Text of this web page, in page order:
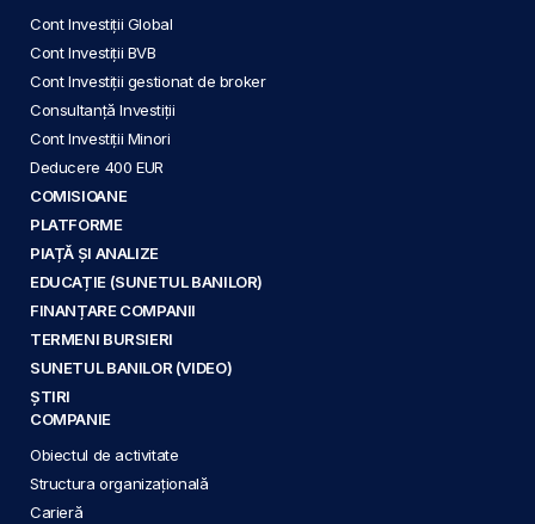
Cont Investiții Global
Cont Investiții BVB
Cont Investiții gestionat de broker
Consultanță Investiții
Cont Investiții Minori
Deducere 400 EUR
COMISIOANE
PLATFORME
PIAȚĂ ȘI ANALIZE
EDUCAȚIE (SUNETUL BANILOR)
FINANȚARE COMPANII
TERMENI BURSIERI
SUNETUL BANILOR (VIDEO)
ȘTIRI
COMPANIE
Obiectul de activitate
Structura organizațională
Carieră